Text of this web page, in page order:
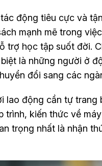
động tiêu cực và
mạnh mẽ trong
trợ học tập suốt đời.
là những người ở
đổi sang các
lao động cần tự
trình, kiến thức về
trọng nhất là nhận